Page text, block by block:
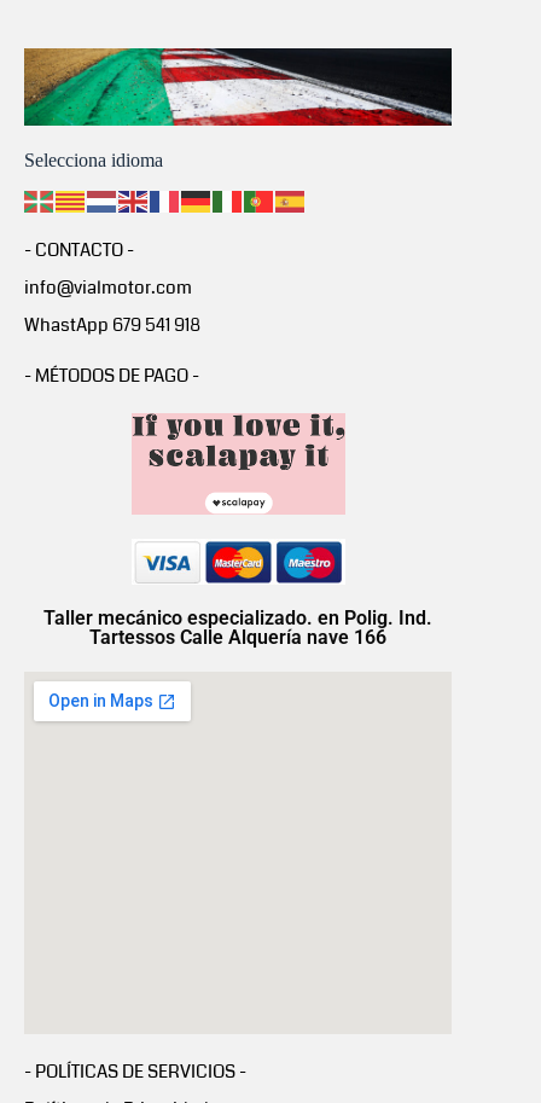
Selecciona idioma
- CONTACTO -
info@vialmotor.com
WhastApp 679 541 918
- MÉTODOS DE PAGO -
Taller mecánico especializado. en Polig. Ind.
Tartessos Calle Alquería nave 166
- POLÍTICAS DE SERVICIOS -